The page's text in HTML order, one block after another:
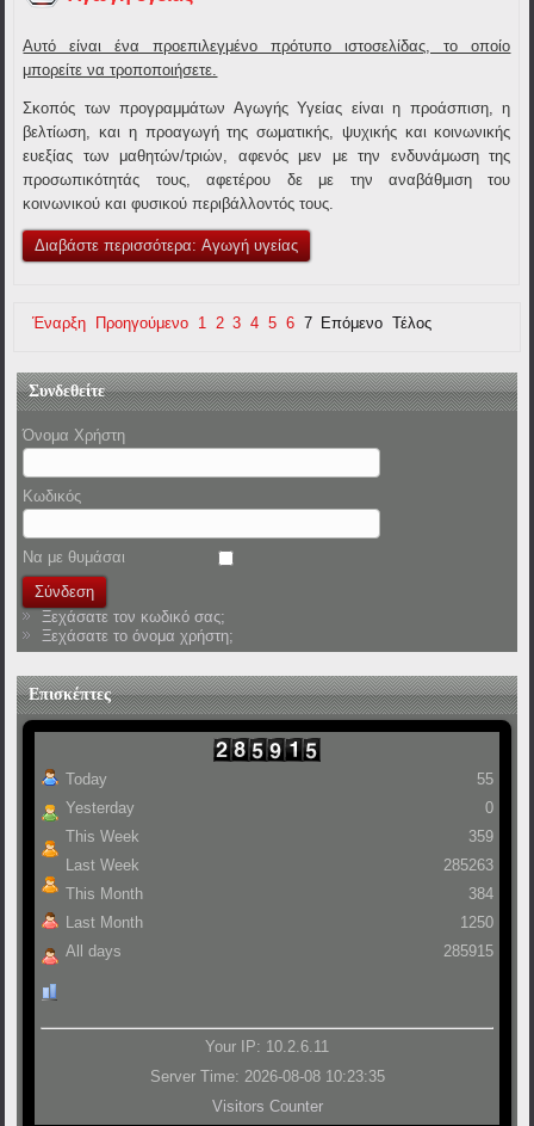
Αυτό είναι ένα προεπιλεγμένο πρότυπο ιστοσελίδας, το οποίο
μπορείτε να τροποποιήσετε.
Σκοπός των προγραμμάτων Αγωγής Υγείας είναι η προάσπιση, η
βελτίωση, και η προαγωγή της σωματικής, ψυχικής και κοινωνικής
ευεξίας των μαθητών/τριών, αφενός μεν με την ενδυνάμωση της
προσωπικότητάς τους, αφετέρου δε με την αναβάθμιση του
κοινωνικού και φυσικού περιβάλλοντός τους.
Διαβάστε περισσότερα: Αγωγή υγείας
Έναρξη Προηγούμενο 1 2 3 4 5 6 7 Επόμενο Τέλος
Συνδεθείτε
Όνομα Χρήστη
Κωδικός
Να με θυμάσαι
Ξεχάσατε τον κωδικό σας;
Ξεχάσατε το όνομα χρήστη;
Επισκέπτες
Today
Yesterday
This Week
Last Week
This Month
Last Month
All days
55
0
359
285263
384
1250
285915
Your IP: 10.2.6.11
Server Time: 2026-08-08 10:23:35
Visitors Counter